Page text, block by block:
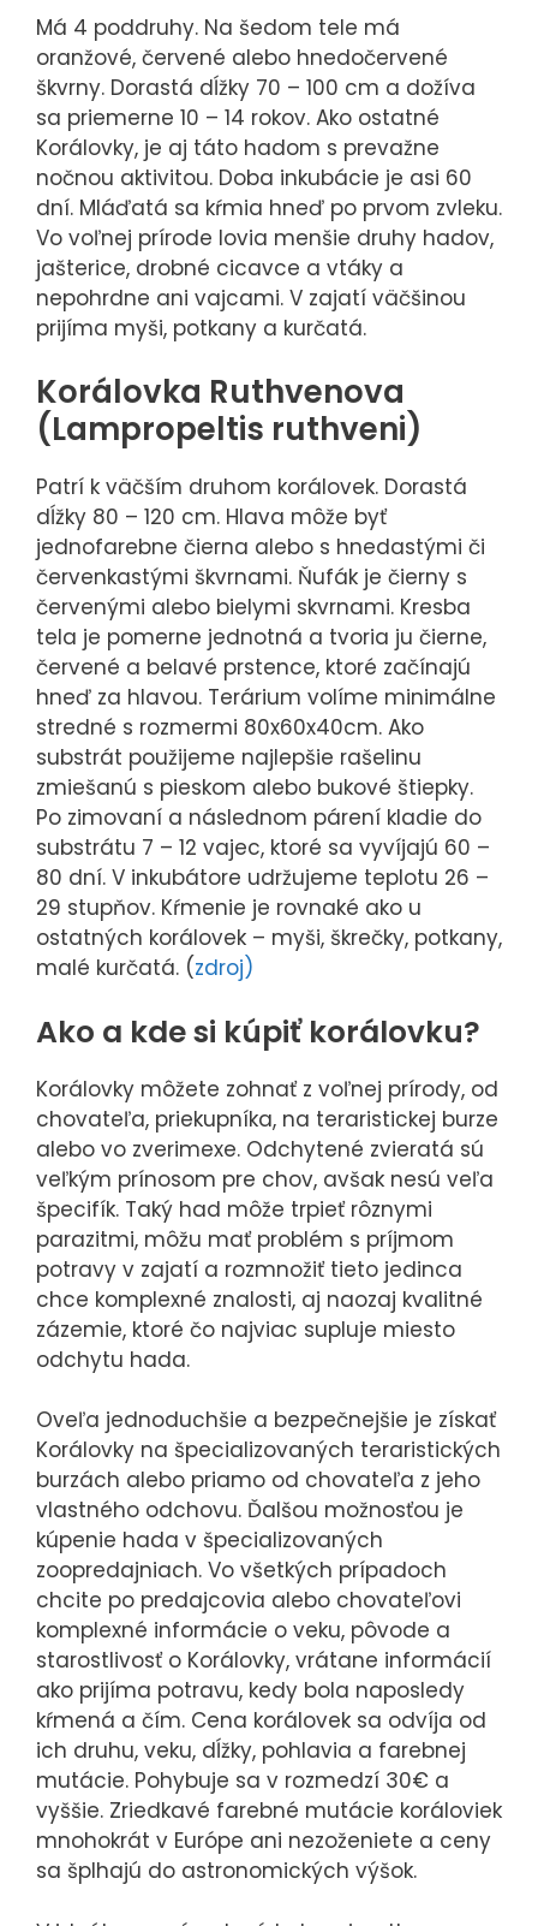
Má 4 poddruhy. Na šedom tele má
oranžové, červené alebo hnedočervené
škvrny. Dorastá dĺžky 70 – 100 cm a dožíva
sa priemerne 10 – 14 rokov. Ako ostatné
Korálovky, je aj táto hadom s prevažne
nočnou aktivitou. Doba inkubácie je asi 60
dní. Mláďatá sa kŕmia hneď po prvom zvleku.
Vo voľnej prírode lovia menšie druhy hadov,
jašterice, drobné cicavce a vtáky a
nepohrdne ani vajcami. V zajatí väčšinou
prijíma myši, potkany a kurčatá.
Korálovka Ruthvenova
(Lampropeltis ruthveni)
Patrí k väčším druhom korálovek. Dorastá
dĺžky 80 – 120 cm. Hlava môže byť
jednofarebne čierna alebo s hnedastými či
červenkastými škvrnami. Ňufák je čierny s
červenými alebo bielymi skvrnami. Kresba
tela je pomerne jednotná a tvoria ju čierne,
červené a belavé prstence, ktoré začínajú
hneď za hlavou. Terárium volíme minimálne
stredné s rozmermi 80x60x40cm. Ako
substrát použijeme najlepšie rašelinu
zmiešanú s pieskom alebo bukové štiepky.
Po zimovaní a následnom párení kladie do
substrátu 7 – 12 vajec, ktoré sa vyvíjajú 60 –
80 dní. V inkubátore udržujeme teplotu 26 –
29 stupňov. Kŕmenie je rovnaké ako u
ostatných korálovek – myši, škrečky, potkany,
malé kurčatá. (zdroj)
Ako a kde si kúpiť korálovku?
Korálovky môžete zohnať z voľnej prírody, od
chovateľa, priekupníka, na teraristickej burze
alebo vo zverimexe. Odchytené zvieratá sú
veľkým prínosom pre chov, avšak nesú veľa
špecifík. Taký had môže trpieť rôznymi
parazitmi, môžu mať problém s príjmom
potravy v zajatí a rozmnožiť tieto jedinca
chce komplexné znalosti, aj naozaj kvalitné
zázemie, ktoré čo najviac supluje miesto
odchytu hada.
Oveľa jednoduchšie a bezpečnejšie je získať
Korálovky na špecializovaných teraristických
burzách alebo priamo od chovateľa z jeho
vlastného odchovu. Ďalšou možnosťou je
kúpenie hada v špecializovaných
zoopredajniach. Vo všetkých prípadoch
chcite po predajcovia alebo chovateľovi
komplexné informácie o veku, pôvode a
starostlivosť o Korálovky, vrátane informácií
ako prijíma potravu, kedy bola naposledy
kŕmená a čím. Cena korálovek sa odvíja od
ich druhu, veku, dĺžky, pohlavia a farebnej
mutácie. Pohybuje sa v rozmedzí 30€ a
vyššie. Zriedkavé farebné mutácie koráloviek
mnohokrát v Európe ani nezoženiete a ceny
sa šplhajú do astronomických výšok.